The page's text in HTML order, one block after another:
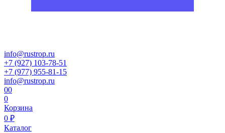
info@rustrop.ru
+7 (927) 103-78-51
+7 (977) 955-81-15
info@rustrop.ru
00
0
Корзина
0 ₽
Каталог